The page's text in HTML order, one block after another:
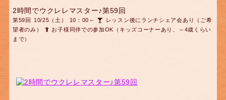
2時間でウクレレマスター♪第59回
第59回 10/25（土） 10：00～
レッスン後にランチシェア会あり（ご希
望者のみ）
お子様同伴での参加OK（キッズコーナーあり、～4歳くらい
まで）